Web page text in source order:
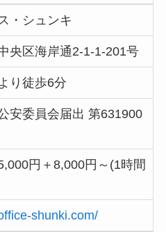
・シュンキ
央区海岸通2-1-1-201号
り徒歩6分
安委員会届出 第631900
円＋8,000円～(1時間
shunki.com/